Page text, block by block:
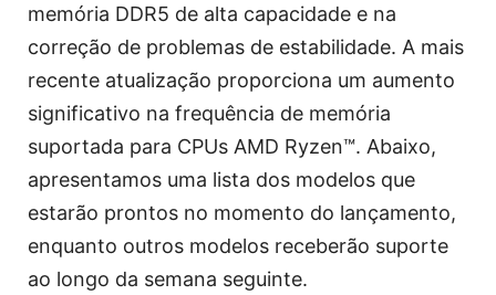
memória DDR5 de alta capacidade e na
correção de problemas de estabilidade. A mais
recente atualização proporciona um aumento
significativo na frequência de memória
suportada para CPUs AMD Ryzen™. Abaixo,
apresentamos uma lista dos modelos que
estarão prontos no momento do lançamento,
enquanto outros modelos receberão suporte
ao longo da semana seguinte.